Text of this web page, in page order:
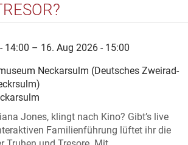
14:00 – 16. Aug 2026 - 15:00
Neckarsulm (Deutsches Zweirad-
Jones, klingt nach Kino? Gibt’s live
Familienführung lüftet ihr die